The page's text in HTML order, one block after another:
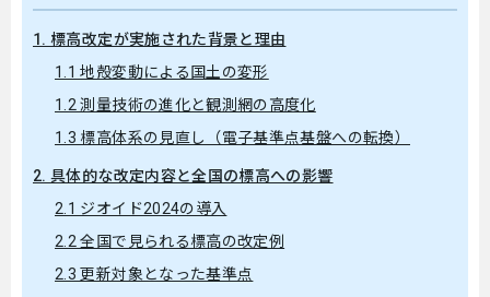
1. 標高改定が実施された背景と理由
1.1 地殻変動による国土の変形
1.2 測量技術の進化と観測網の高度化
1.3 標高体系の見直し（電子基準点基盤への転換）
2. 具体的な改定内容と全国の標高への影響
2.1 ジオイド2024の導入
2.2 全国で見られる標高の改定例
2.3 更新対象となった基準点